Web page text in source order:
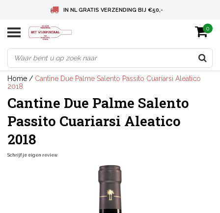
IN NL GRATIS VERZENDING BIJ €50,-
BELGIE GRATIS VERZENDING BIJ € 75
DEUTSCHLAND VERSANDKOSTENFREI AB € 75
0
Home / Cantine Due Palme Salento Passito Cuariarsi Aleatico
2018
Cantine Due Palme Salento
Passito Cuariarsi Aleatico
2018
Schrijf je eigen review